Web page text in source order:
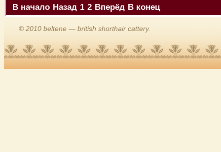
В начало Назад 1 2 Вперёд В конец
© 2010 beltene — british shorthair cattery.